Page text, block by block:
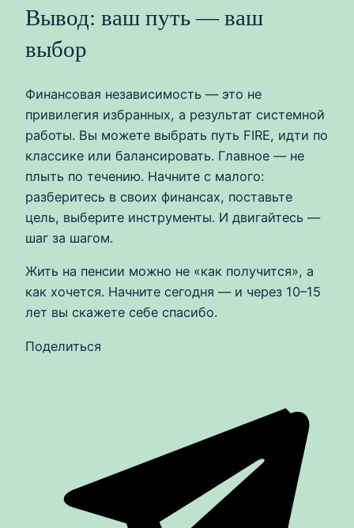
Вывод: ваш путь — ваш
выбор
Финансовая независимость — это не
привилегия избранных, а результат системной
работы. Вы можете выбрать путь FIRE, идти по
классике или балансировать. Главное — не
плыть по течению. Начните с малого:
разберитесь в своих финансах, поставьте
цель, выберите инструменты. И двигайтесь —
шаг за шагом.
Жить на пенсии можно не «как получится», а
как хочется. Начните сегодня — и через 10–15
лет вы скажете себе спасибо.
Поделиться